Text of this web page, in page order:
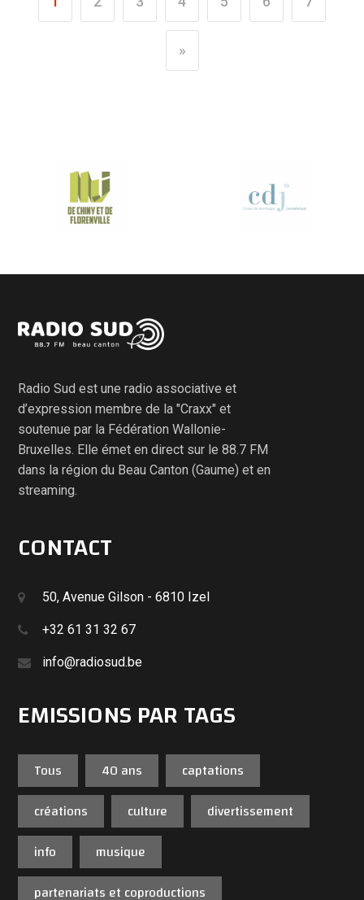
»
Radio Sud est une radio associative et
d’expression membre de la "Craxx" et
soutenue par la Fédération Wallonie-
Bruxelles. Elle émet en direct sur le 88.7 FM
dans la région du Beau Canton (Gaume) et en
streaming.
CONTACT
50, Avenue Gilson - 6810 Izel
+32 61 31 32 67
info@radiosud.be
EMISSIONS PAR TAGS
Tous 40 ans
captations
créations
culture
divertissement
info
musique
partenariats et coproductions